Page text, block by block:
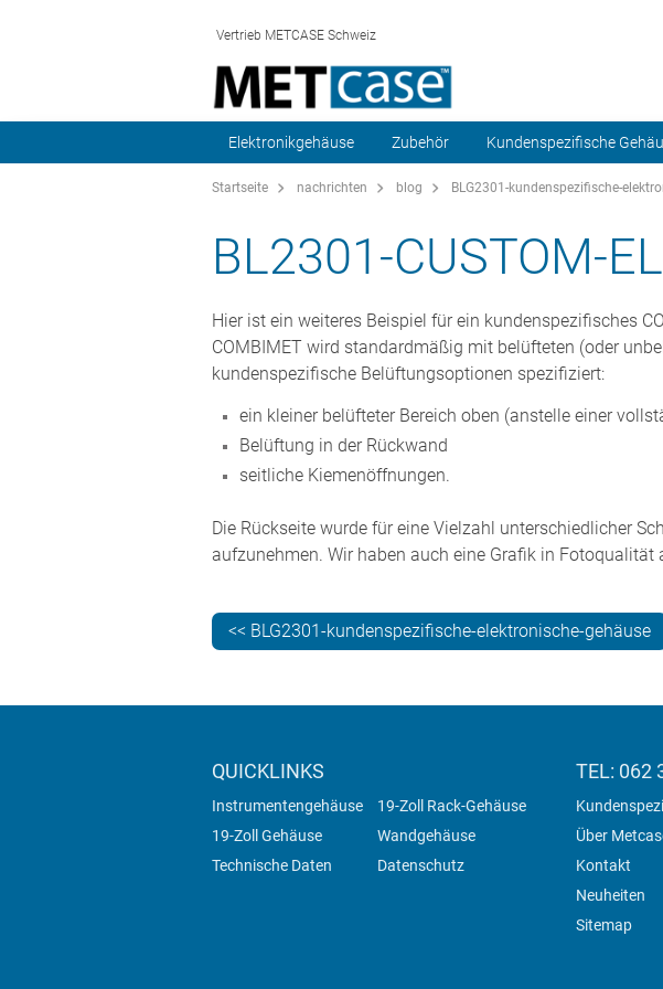
Vertrieb METCASE Schweiz
Elektronikgehäuse Zubehör Kundenspezifische
Startseite nachrichten blog BLG2301-kundenspezifische-
BL2301-CUSTOM-
Hier ist ein weiteres Beispiel für ein kundenspezifisches
COMBIMET wird standardmäßig mit belüfteten (oder
kundenspezifische Belüftungsoptionen spezifiziert:
ein kleiner belüfteter Bereich oben (anstelle einer
Belüftung in der Rückwand
seitliche Kiemenöffnungen.
Die Rückseite wurde für eine Vielzahl unterschiedlicher
aufzunehmen. Wir haben auch eine Grafik in
<< BLG2301-kundenspezifische-elektronische-gehäuse
QUICKLINKS
Instrumentengehäuse
19-Zoll Rack-Gehäuse
19-Zoll Gehäuse
Wandgehäuse
Technische Daten
Datenschutz
TEL: 062
Über
Kontakt
Neuheiten
Sitemap